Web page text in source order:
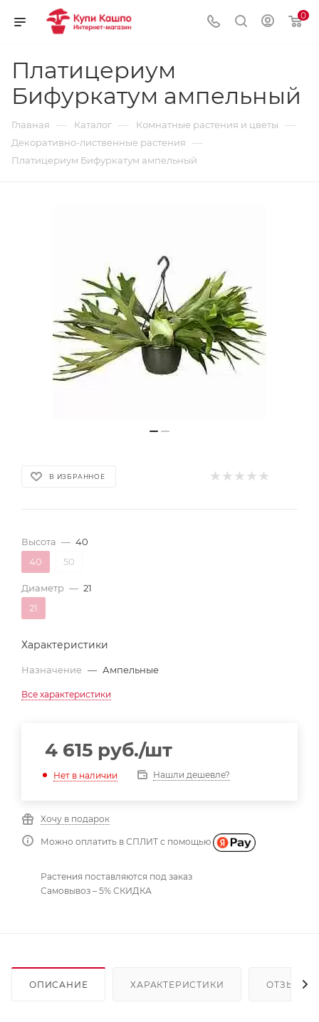
0
Платицериум
Бифуркатум ампельный
Главная — Каталог — Комнатные растения и цветы —
Декоративно-лиственные растения —
Платицериум Бифуркатум ампельный
В ИЗБРАННОЕ
Высота — 40
40
50
Диаметр — 21
21
Характеристики
Назначение — Ампельные
Все характеристики
4 615 руб./шт
Нет в наличии Нашли дешевле?
Хочу в подарок
Можно оплатить в СПЛИТ с помощью
Растения поставляются под заказ
Самовывоз – 5% СКИДКА
ОПИСАНИЕ ХАРАКТЕРИСТИКИ ОТЗЫВЫ